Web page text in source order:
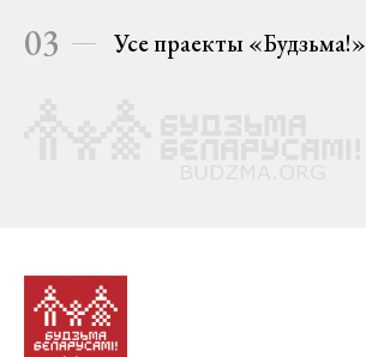
03 Усе праекты «Будзьма!»